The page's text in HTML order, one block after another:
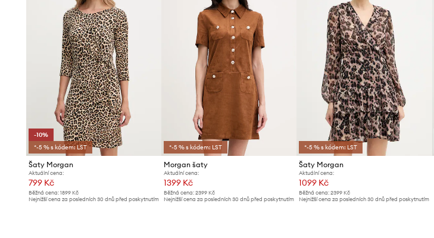
-10%
*-5 % s kódem: LST
Šaty Morgan
Aktuální cena:
799 Kč
Běžná cena: 1899 Kč
Nejnižší cena za posledních 30 dnů před poskytnutím
*-5 % s kódem: LST
Morgan šaty
Aktuální cena:
1399 Kč
Běžná cena:2399 Kč
Nejnižší cena za posledních 30 dnů před poskytnutím
*-5 % s kódem: LST
Šaty Morgan
Aktuální cena:
1099 Kč
Běžná cena: 2399 Kč
Nejnižší cena za posledních 30 dnů před poskytnutím